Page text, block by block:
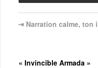
⇥ Narration calme, ton
« Invincible Armada »